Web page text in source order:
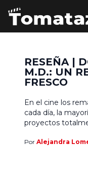
RESEÑA |
M.D.: UN
FRESCO
En el cine los
cada día, la
proyectos
pero en
Por Alejandra